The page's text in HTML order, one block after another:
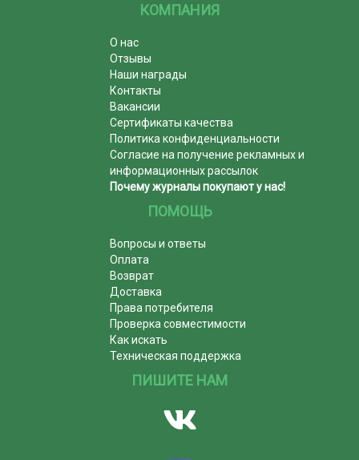
КОМПАНИЯ
О нас
Отзывы
Наши награды
Контакты
Вакансии
Сертификаты качества
Политика конфиденциальности
Согласие на получение рекламных и
информационных рассылок
Почему журналы покупают у нас!
ПОМОЩЬ
Вопросы и ответы
Оплата
Возврат
Доставка
Права потребителя
Проверка совместимости
Как искать
Техническая поддержка
ПИШИТЕ НАМ